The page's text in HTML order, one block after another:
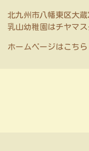
北九州市八幡東区大蔵
乳山幼稚園はチヤマス
ホームページはこちら